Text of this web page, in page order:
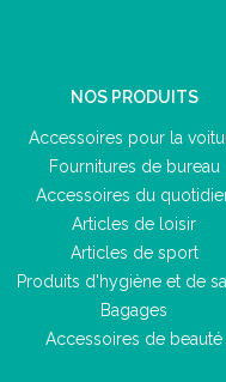
NOS PRODUITS
Accessoires pour la
Fournitures de bureau
Accessoires du
Articles de loisir
Articles de sport
Produits d'hygiène et de
Bagages
Accessoires de beauté